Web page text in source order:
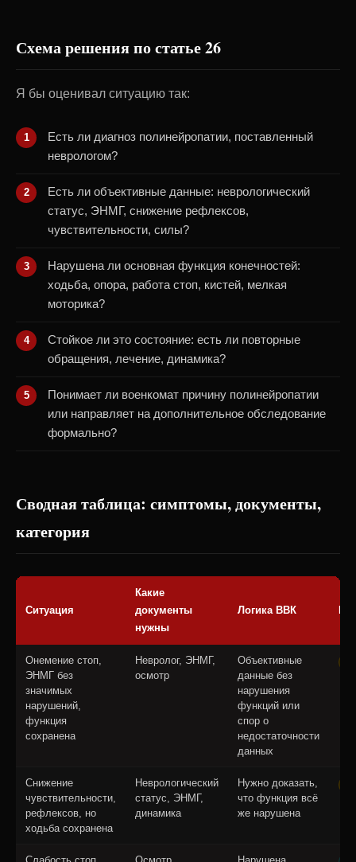
Схема решения по статье 26
Я бы оценивал ситуацию так:
Есть ли диагноз полинейропатии, поставленный
неврологом?
Есть ли объективные данные: неврологический
статус, ЭНМГ, снижение рефлексов,
чувствительности, силы?
Нарушена ли основная функция конечностей:
ходьба, опора, работа стоп, кистей, мелкая
моторика?
Стойкое ли это состояние: есть ли повторные
обращения, лечение, динамика?
Понимает ли военкомат причину полинейропатии
или направляет на дополнительное обследование
формально?
Сводная таблица: симптомы, документы,
категория
Ситуация
Какие
документы
нужны
Логика ВВК
Онемение стоп,
ЭНМГ без
значимых
нарушений,
функция
сохранена
Невролог, ЭНМГ,
осмотр
Объективные
данные без
нарушения
функций или
спор о
недостаточности
данных
Снижение
чувствительности,
рефлексов, но
ходьба сохранена
Неврологический
статус, ЭНМГ,
динамика
Нужно доказать,
что функция всё
же нарушена